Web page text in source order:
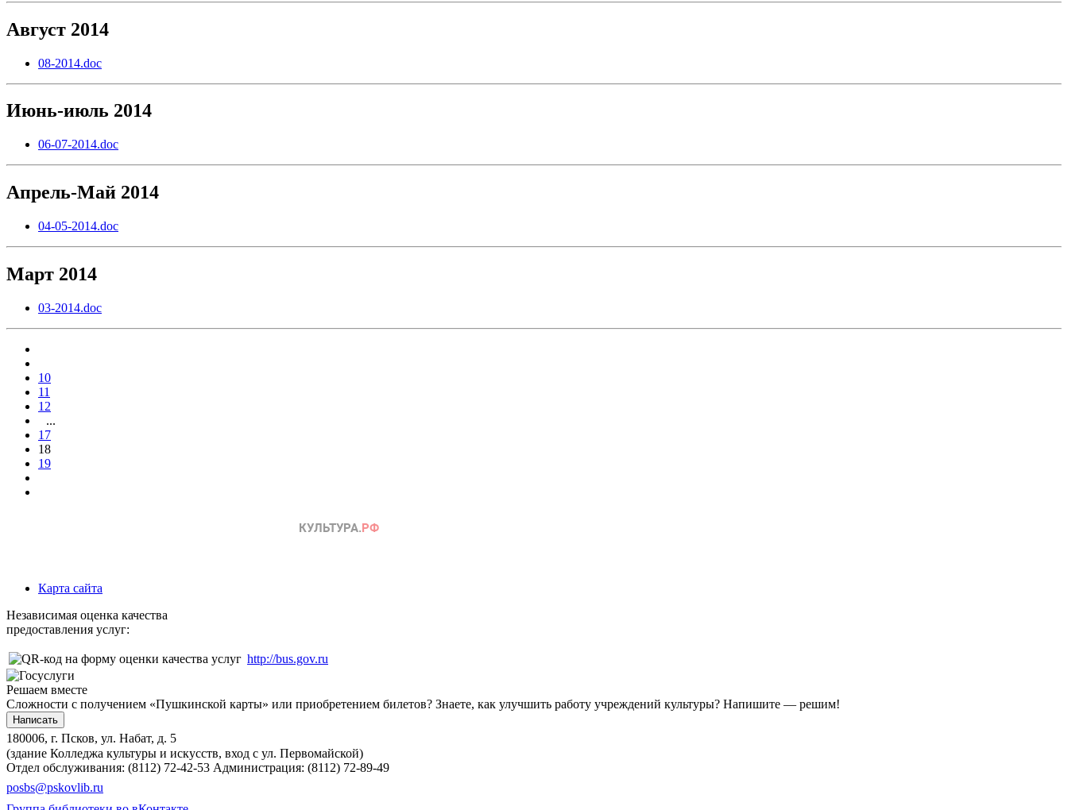
Август 2014
08-2014.doc
Июнь-июль 2014
06-07-2014.doc
Апрель-Май 2014
04-05-2014.doc
Март 2014
03-2014.doc
10
11
12
...
17
18
19
Карта сайта
Независимая оценка качества
предоставления услуг:
http://bus.gov.ru
Решаем вместе
Сложности с получением «Пушкинской карты» или приобретением билетов? Знаете, как улучшить работу учреждений культуры? Напишите — решим!
Написать
180006, г. Псков, ул. Набат, д. 5
(здание Колледжа культуры и искусств, вход с ул. Первомайской)
Отдел обслуживания: (8112) 72-42-53 Администрация: (8112) 72-89-49
posbs@pskovlib.ru